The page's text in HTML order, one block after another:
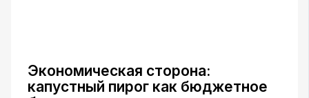
Экономическая сторона:
капустный пирог как бюджетное